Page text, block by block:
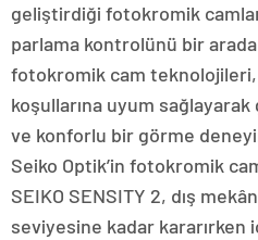
geliştirdiği fotokromik
parlama kontrolünü bir
fotokromik cam teknolojileri,
koşullarına uyum sağlayarak
ve konforlu bir görme
Seiko Optik’in fotokromik
SEIKO SENSITY 2, dış
seviyesine kadar kararırken